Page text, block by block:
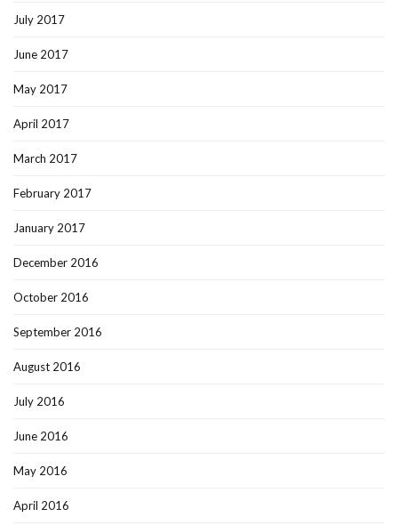
July 2017
June 2017
May 2017
April 2017
March 2017
February 2017
January 2017
December 2016
October 2016
September 2016
August 2016
July 2016
June 2016
May 2016
April 2016